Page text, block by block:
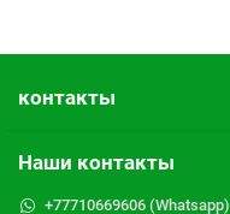
контакты
Наши контакты
+77710669606 (Whatsapp)